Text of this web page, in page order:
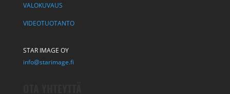
VALOKUVAUS
VIDEOTUOTANTO
STAR IMAGE OY
info@starimage.fi